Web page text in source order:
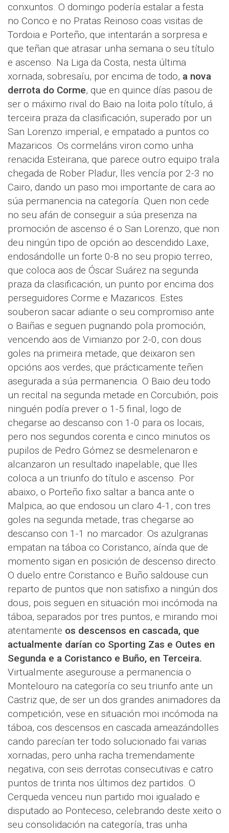
conxuntos. O domingo podería estalar a festa
no Conco e no Pratas Reinoso coas visitas de
Tordoia e Porteño, que intentarán a sorpresa e
que teñan que atrasar unha semana o seu título
e ascenso. Na Liga da Costa, nesta última
xornada, sobresaíu, por encima de todo, a nova
derrota do Corme, que en quince días pasou de
ser o máximo rival do Baio na loita polo título, á
terceira praza da clasificación, superado por un
San Lorenzo imperial, e empatado a puntos co
Mazaricos. Os cormeláns viron como unha
renacida Esteirana, que parece outro equipo trala
chegada de Rober Pladur, lles vencía por 2-3 no
Cairo, dando un paso moi importante de cara ao
súa permanencia na categoría. Quen non cede
no seu afán de conseguir a súa presenza na
promoción de ascenso é o San Lorenzo, que non
deu ningún tipo de opción ao descendido Laxe,
endosándolle un forte 0-8 no seu propio terreo,
que coloca aos de Óscar Suárez na segunda
praza da clasificación, un punto por encima dos
perseguidores Corme e Mazaricos. Estes
souberon sacar adiante o seu compromiso ante
o Baiñas e seguen pugnando pola promoción,
vencendo aos de Vimianzo por 2-0, con dous
goles na primeira metade, que deixaron sen
opcións aos verdes, que prácticamente teñen
asegurada a súa permanencia. O Baio deu todo
un recital na segunda metade en Corcubión, pois
ninguén podía prever o 1-5 final, logo de
chegarse ao descanso con 1-0 para os locais,
pero nos segundos corenta e cinco minutos os
pupilos de Pedro Gómez se desmelenaron e
alcanzaron un resultado inapelable, que lles
coloca a un triunfo do título e ascenso. Por
abaixo, o Porteño fixo saltar a banca ante o
Malpica, ao que endosou un claro 4-1, con tres
goles na segunda metade, tras chegarse ao
descanso con 1-1 no marcador. Os azulgranas
empatan na táboa co Coristanco, aínda que de
momento sigan en posición de descenso directo.
O duelo entre Coristanco e Buño saldouse cun
reparto de puntos que non satisfixo a ningún dos
dous, pois seguen en situación moi incómoda na
táboa, separados por tres puntos, e mirando moi
atentamente os descensos en cascada, que
actualmente darían co Sporting Zas e Outes en
Segunda e a Coristanco e Buño, en Terceira.
Virtualmente asegurouse a permanencia o
Montelouro na categoría co seu triunfo ante un
Castriz que, de ser un dos grandes animadores da
competición, vese en situación moi incómoda na
táboa, cos descensos en cascada ameazándolles
cando parecían ter todo solucionado fai varias
xornadas, pero unha racha tremendamente
negativa, con seis derrotas consecutivas e catro
puntos de trinta nos últimos dez partidos. O
Cerqueda venceu nun partido moi igualado e
disputado ao Ponteceso, celebrando deste xeito o
seu consolidación na categoría, tras unha